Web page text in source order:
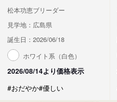
松本功恵ブリーダー
見学地：広島県
誕生日：2026/06/18
ホワイト系（白色）
2026/08/14より価格表示
#おだやか#優しい